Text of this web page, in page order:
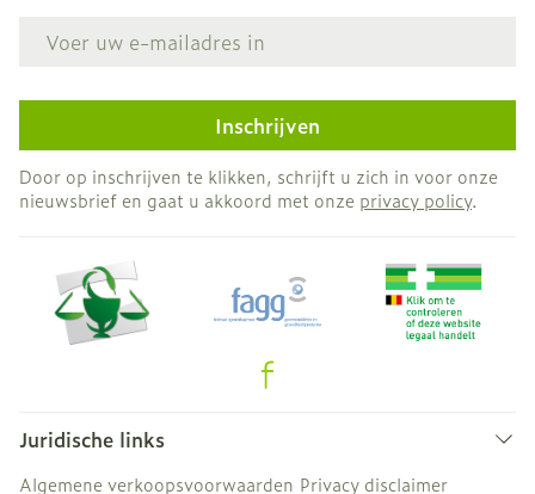
Inschrijven
Door op inschrijven te klikken, schrijft u zich in voor onze
nieuwsbrief en gaat u akkoord met onze privacy policy.
Juridische links
Algemene verkoopsvoorwaarden Privacy disclaimer